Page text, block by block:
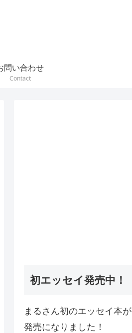
問い合わせ
Contact
初エッセイ発売中！
まるさん初のエッセイ本が
発売になりました！